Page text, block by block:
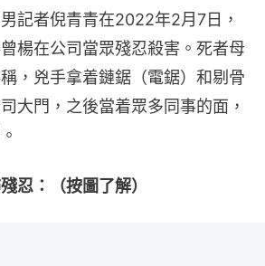
記者倪青青在2022年2月7日，
楊在公司當眾殘忍殺害。死者母
，兇手拿着鏈鋸（電鋸）和剔骨
大門，之後當着眾多同事的面，
忍：（按圖了解）